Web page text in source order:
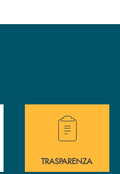
immediata?
Hai bisogno di
TRASPARENZA